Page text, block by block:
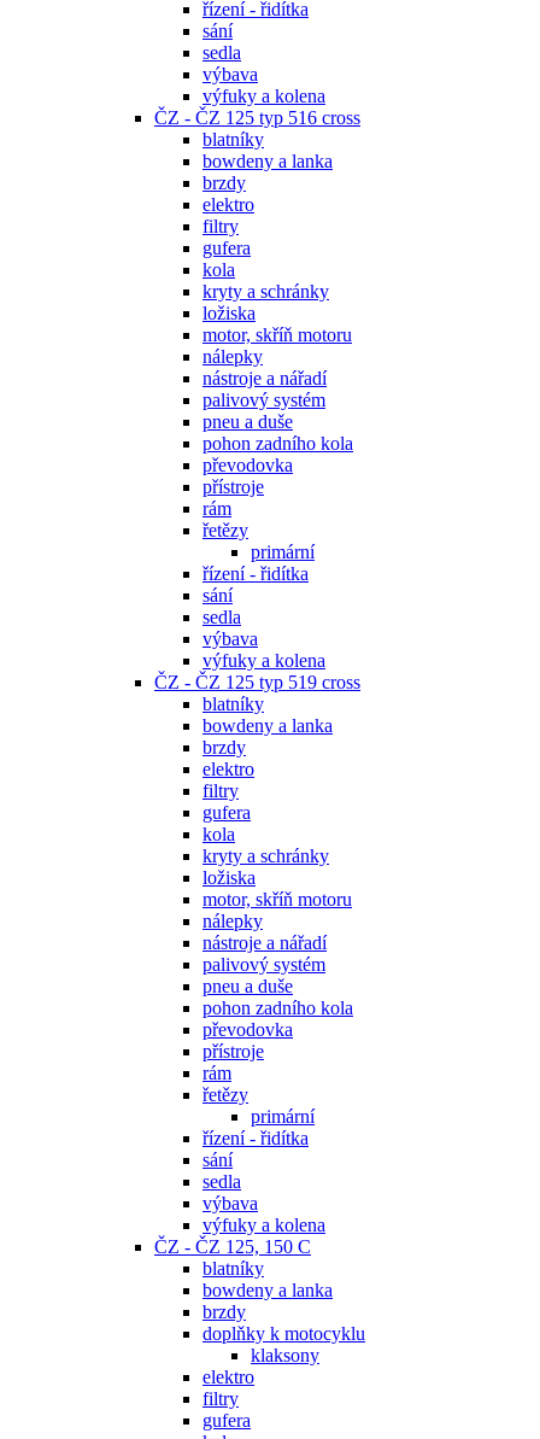
řízení - řidítka
sání
sedla
výbava
výfuky a kolena
ČZ - ČZ 125 typ 516 cross
blatníky
bowdeny a lanka
brzdy
elektro
filtry
gufera
kola
kryty a schránky
ložiska
motor, skříň motoru
nálepky
nástroje a nářadí
palivový systém
pneu a duše
pohon zadního kola
převodovka
přístroje
rám
řetězy
primární
řízení - řidítka
sání
sedla
výbava
výfuky a kolena
ČZ - ČZ 125 typ 519 cross
blatníky
bowdeny a lanka
brzdy
elektro
filtry
gufera
kola
kryty a schránky
ložiska
motor, skříň motoru
nálepky
nástroje a nářadí
palivový systém
pneu a duše
pohon zadního kola
převodovka
přístroje
rám
řetězy
primární
řízení - řidítka
sání
sedla
výbava
výfuky a kolena
ČZ - ČZ 125, 150 C
blatníky
bowdeny a lanka
brzdy
doplňky k motocyklu
klaksony
elektro
filtry
gufera